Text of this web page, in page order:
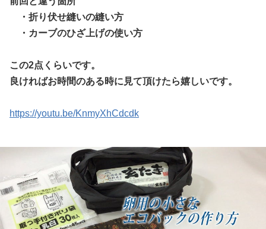
・折り伏せ縫いの縫い方
・カーブのひざ上げの使い方
この2点くらいです。
良ければお時間のある時に見て頂けたら嬉しいです。
https://youtu.be/KnmyXhCdcdk